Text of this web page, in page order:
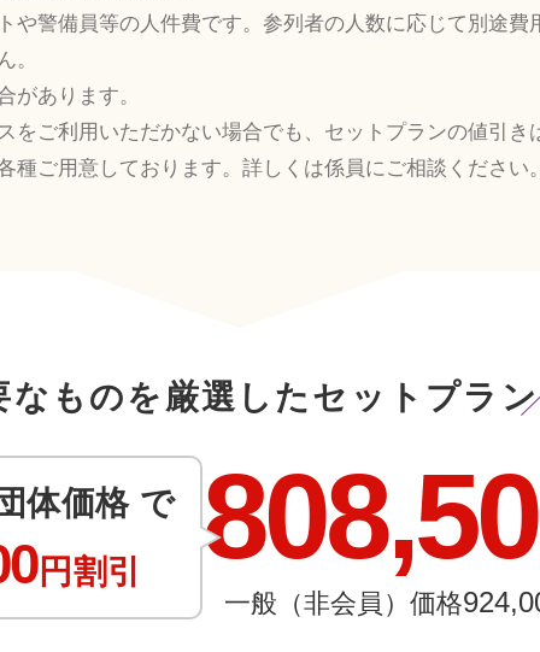
や警備員等の人件費です。参列者の人数に応じて別途費
。
があります。
をご利用いただかない場合でも、セットプランの値引き
種ご用意しております。詳しくは係員にご相談ください
なものを厳選したセットプラン
体価格 で
円割引
一般（非会員）価格